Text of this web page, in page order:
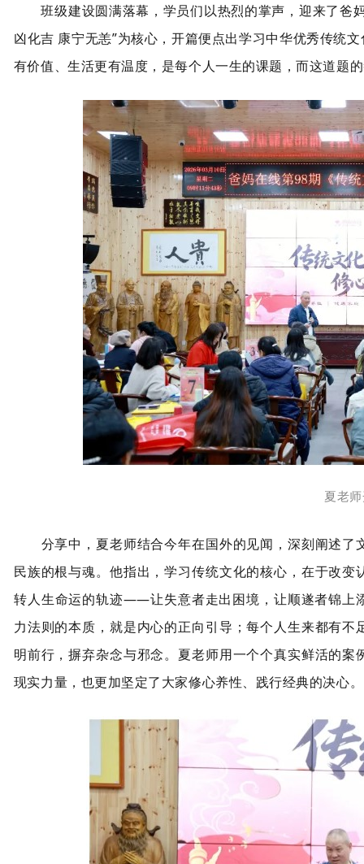
班级建设圆满落幕，学员们以热烈的掌声，迎来了爸
凶化吉 康宁无恙”为核心，开篇便点出学习中华优秀传统
有价值、生活更有温度，是每个人一生的课题，而这道题
夏老
分享中，夏老师结合今年在国外的见闻，深刻阐述了
民族的根与魂。他指出，学习传统文化的核心，在于改
转人生命运的轨迹——让失意者走出困境，让顺遂者锦上
力法则的本质，就是内心的正向引导；每个人生来都有
明前行，摒弃杂念与邪念。夏老师用一个个真实鲜活的
现实力量，也更加坚定了大家修心养性、践行经典的决心。